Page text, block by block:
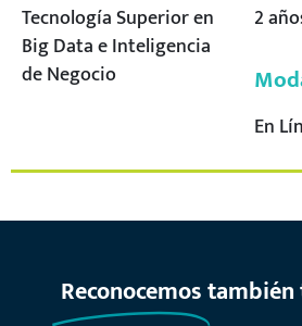
Tecnología Superior en
Big Data e Inteligencia
de Negocio
2
En
Reconocemostambién